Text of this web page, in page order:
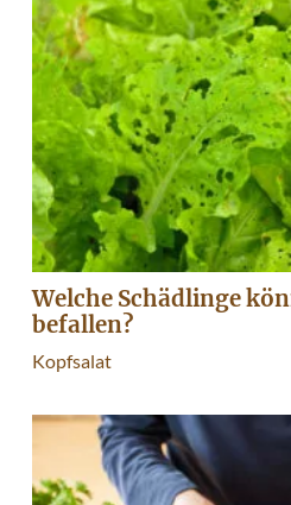
Welche Schädlinge
befallen?
Kopfsalat